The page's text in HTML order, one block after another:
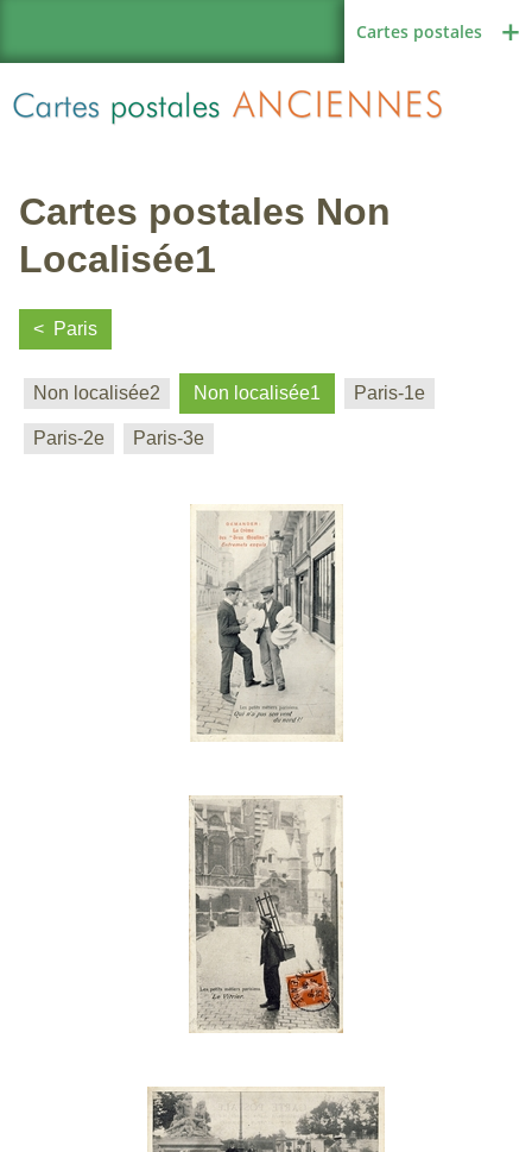
Cartes postales
Région de France
Cartes postales Non
Localisée1
Paris
Non localisée2 Non localisée1 Paris-1e
Paris-2e Paris-3e